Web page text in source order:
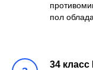
пол
34